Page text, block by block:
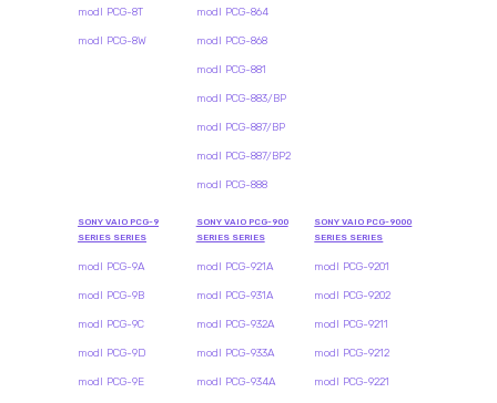
modl PCG-8T
modl PCG-8W
modl PCG-864
modl PCG-868
modl PCG-881
modl PCG-883/BP
modl PCG-887/BP
modl PCG-887/BP2
modl PCG-888
SONY VAIO PCG-9
SERIES SERIES
modl PCG-9A
modl PCG-9B
modl PCG-9C
modl PCG-9D
modl PCG-9E
SONY VAIO PCG-900
SERIES SERIES
modl PCG-921A
modl PCG-931A
modl PCG-932A
modl PCG-933A
modl PCG-934A
SONY VAIO PCG-9000
SERIES SERIES
modl PCG-9201
modl PCG-9202
modl PCG-9211
modl PCG-9212
modl PCG-9221